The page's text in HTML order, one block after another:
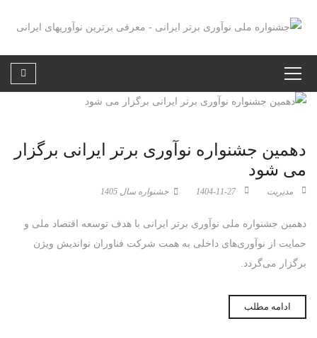
دهمین جشنواره نوآوری برتر ایرانی برگزار
می شود
مدیریت 1404-11-27 جشنواره سال 1405
دهمین جشنواره ملی نوآوری برتر ایرانی با هدف توسعه اقتصاد ملی و
حمایت از نوآوری‌های داخلی به همت شرکت فناوران نواندیش ویژن
برگزار می‌گردد.
ادامه مطلب